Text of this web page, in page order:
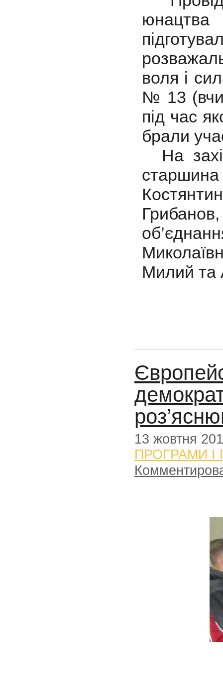
воля і
№ 13
під час
брали
На
Милий та
13 жовтня
ПРОГРАМИ І